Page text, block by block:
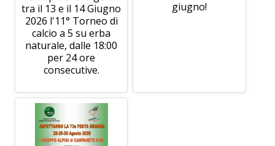
tra il 13 e il 14 Giugno
2026 l'11° Torneo di
calcio a 5 su erba
naturale, dalle 18:00
per 24 ore
consecutive.
giugno!